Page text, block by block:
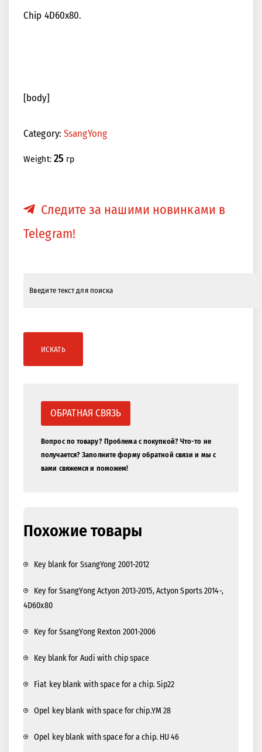
Chip 4D60x80.
[body]
Category: SsangYong
Weight: 25 гр
Следите за нашими новинками в
Telegram!
ИСКАТЬ
ОБРАТНАЯ СВЯЗЬ
Вопрос по товару? Проблема с покупкой? Что-то не
получается? Заполните форму обратной связи и мы с
вами свяжемся и поможем!
Похожие товары
Key blank for SsangYong 2001-2012
Key for SsangYong Actyon 2013-2015, Actyon Sports 2014-,
4D60x80
Key for SsangYong Rexton 2001-2006
Key blank for Audi with chip space
Fiat key blank with space for a chip. Sip22
Opel key blank with space for chip.YM 28
Opel key blank with space for a chip. HU 46